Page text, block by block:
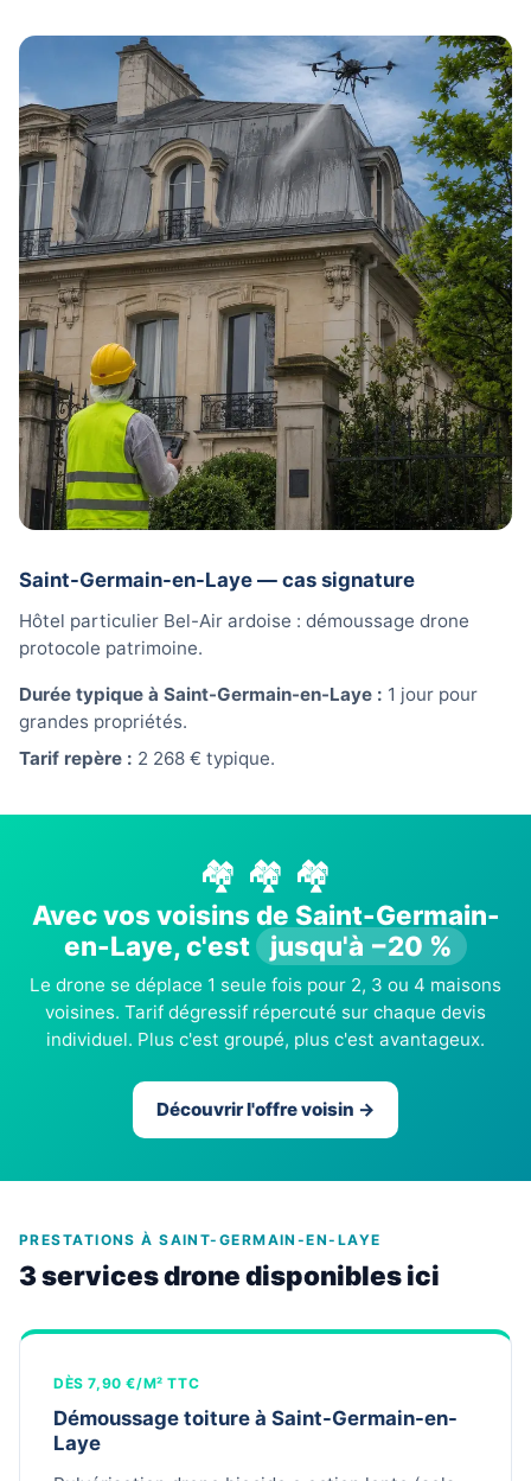
Saint-Germain-en-Laye — cas signature
Hôtel particulier Bel-Air ardoise : démoussage drone
protocole patrimoine.
Durée typique à Saint-Germain-en-Laye : 1 jour pour
grandes propriétés.
Tarif repère : 2 268 € typique.
🏘️ 🏘️ 🏘️
Avec vos voisins de Saint-Germain-
en-Laye, c'est
jusqu'à −20 %
Le drone se déplace 1 seule fois pour 2, 3 ou 4 maisons
voisines. Tarif dégressif répercuté sur chaque devis
individuel. Plus c'est groupé, plus c'est avantageux.
Découvrir l'offre voisin →
PRESTATIONS À SAINT-GERMAIN-EN-LAYE
3 services drone disponibles ici
DÈS 7,90 €/M² TTC
Démoussage toiture à Saint-Germain-en-
Laye